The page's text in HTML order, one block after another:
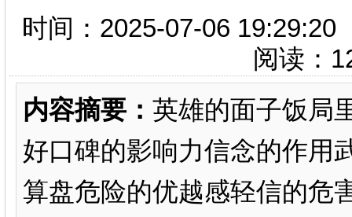
时间：2025-07-06
阅读：
内容摘要： 英雄的面子饭局
好口碑的影响力信念的作用
算盘危险的优越感轻信的危